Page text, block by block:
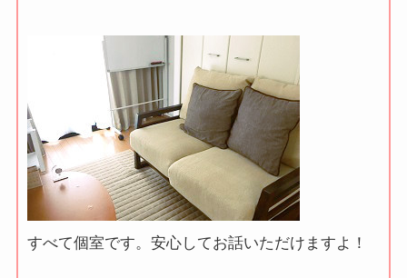
すべて個室です。安心してお話いただけますよ！